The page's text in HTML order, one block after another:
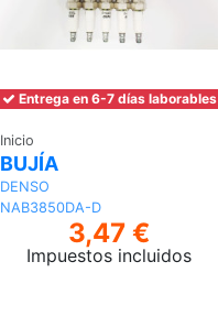
Entrega en 6-7 días laborables
Inicio
BUJÍA
DENSO
NAB3850DA-D
3,47 €
Impuestos incluidos